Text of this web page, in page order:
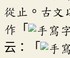
從止。古文
作「
云：「